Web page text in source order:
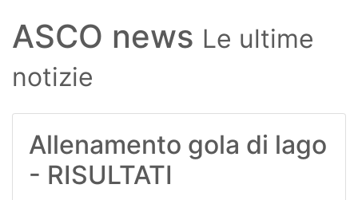
ASCO news Le ultime
notizie
Allenamento gola di lago
- RISULTATI